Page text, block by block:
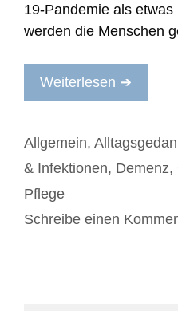
19-Pandemie als
werden die Menschen
Weiterlesen ➔
Kategorien
Allgemein,
& Infektionen, Demenz,
Pflege
Schreibe einen